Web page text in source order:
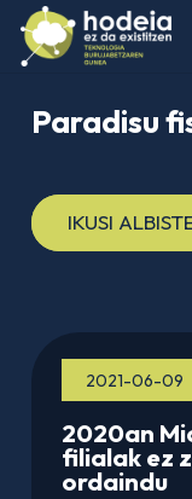
Paradisu
IKUSI
2021-06-09
2020an
filialak ez
ordaindu